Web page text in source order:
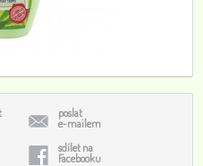
poslat
e-mailem
sdílet na
Facebooku